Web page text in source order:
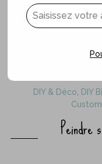
DIY & Déco DIY
Peindre